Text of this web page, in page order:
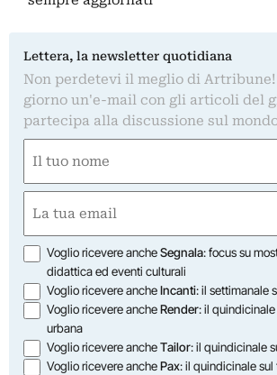
Lettera, la newsletter quotidiana
Non perdetevi il meglio di
giorno un'e-mail con gli articoli del
partecipa alla discussione sul
(Obbligatorio)
Nome
(Obbligatorio)
Opzioni
Voglio ricevere ancheSegnala: focus su
didattica ed eventi culturali
Voglio ricevere ancheIncanti: il settimanale
Voglio ricevere ancheRender: il
urbana
Voglio ricevere ancheTailor: il quindicinale
Voglio ricevere anchePax: il quindicinale